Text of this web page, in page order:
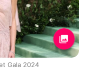
Gala 2024